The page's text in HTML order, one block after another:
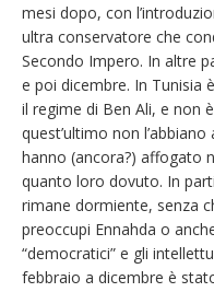
mesi dopo, con
ultra conservatore che
Secondo Impero. In altre
e poi dicembre. In Tunisia
il regime di Ben Ali, e non
quest’ultimo non
hanno (ancora?) affogato
quanto loro dovuto. In
rimane dormiente, senza
preoccupi Ennahda o
“democratici” e gli
febbraio a dicembre è